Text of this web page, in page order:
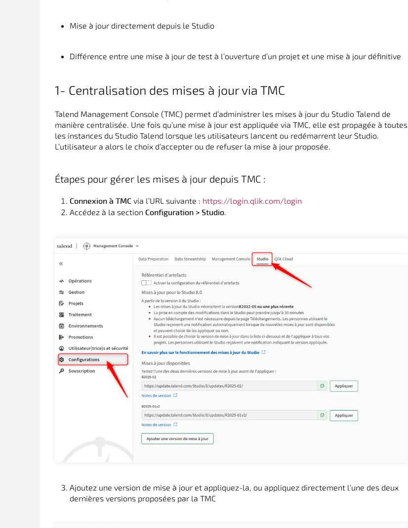
Mise à jour directement depuis le Studio
Différence entre une mise à jour de test à l’ouverture d’un projet et une mise à jour définitive
1- Centralisation des mises à jour via TMC
Talend Management Console (TMC) permet d’administrer les mises à jour du Studio Talend de
manière centralisée. Une fois qu’une mise à jour est appliquée via TMC, elle est propagée à toutes
les instances du Studio Talend lorsque les utilisateurs lancent ou redémarrent leur Studio.
L’utilisateur a alors le choix d’accepter ou de refuser la mise à jour proposée.
Étapes pour gérer les mises à jour depuis TMC :
Connexion à TMC via l’URL suivante : https://login.qlik.com/login
Accédez à la section Configuration > Studio.
Ajoutez une version de mise à jour et appliquez-la, ou appliquez directement l’une des deux
dernières versions proposées par la TMC